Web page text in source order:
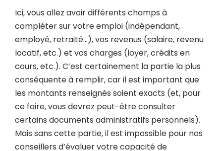
Ici, vous allez avoir différents champs à
compléter sur votre emploi (indépendant,
employé, retraité…), vos revenus (salaire, revenu
locatif, etc.) et vos charges (loyer, crédits en
cours, etc.). C’est certainement la partie la plus
conséquente à remplir, car il est important que
les montants renseignés soient exacts (et, pour
ce faire, vous devrez peut-être consulter
certains documents administratifs personnels).
Mais sans cette partie, il est impossible pour nos
conseillers d’évaluer votre capacité de